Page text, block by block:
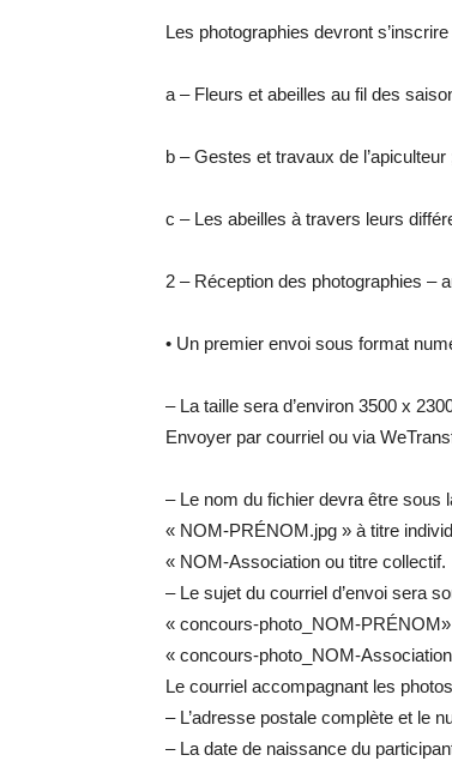
Les photographies devront
a – Fleurs et abeilles au fil des
b – Gestes et travaux de l’apiculteur
c – Les abeilles à travers leurs
2 – Réception des photographies –
• Un premier envoi sous format
– La taille sera d’environ 3500 x
Envoyer par courriel ou via
– Le nom du fichier devra être sous
« NOM-PRÉNOM.jpg » à titre
« NOM-Association ou titre collectif.
– Le sujet du courriel d’envoi sera
« concours-photo_NOM-
« concours-photo_NOM-
Le courriel accompagnant les
– L’adresse postale complète et le
– La date de naissance du